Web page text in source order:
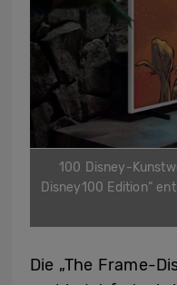
100 Disney-
Disney100 Edition“
Die „The Frame-